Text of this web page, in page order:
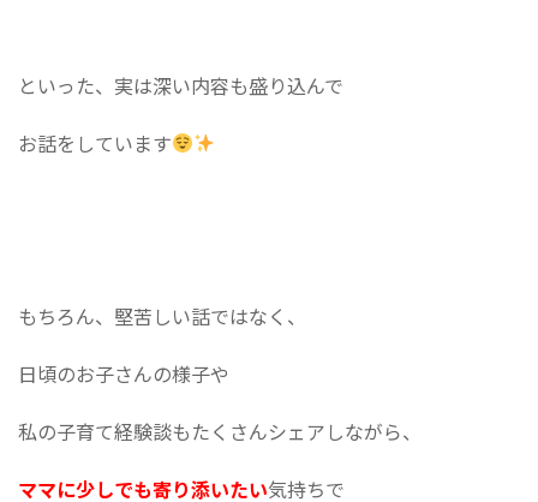
といった、実は深い内容も盛り込んで
お話をしています
もちろん、堅苦しい話ではなく、
日頃のお子さんの様子や
私の子育て経験談もたくさんシェアしながら、
ママに少しでも寄り添いたい気持ちで